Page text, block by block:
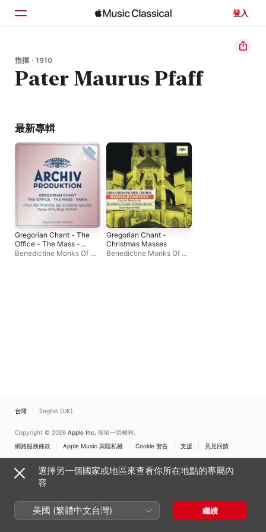
登入
首頁
瀏覽
指揮 · 1910
Pater Maurus Pfaff
最新專輯
Gregorian Chant - The
Office - The Mass -
Varia
Benedictine Monks Of St.
Gregorian Chant -
Christmas Masses
Benedictine Monks Of St.
台灣 English (UK)
Copyright © 2026 Apple Inc. 保留一切權利。
網路服務條款
Apple Music 與隱私權 Cookie 警告 支援 意見回饋
選擇另一個國家或地區來查看你所在地點的專屬內
容
美國 (繁體中文台灣) 繼續